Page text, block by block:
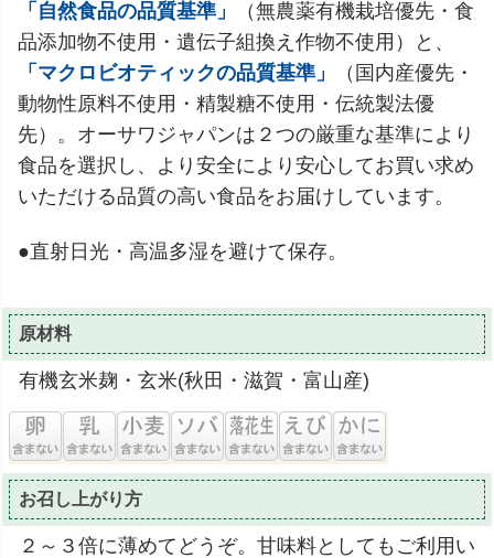
「自然食品の品質基準」
（無農薬有機栽培優先・食
品添加物不使用・遺伝子組換え作物不使用）と、
「マクロビオティックの品質基準」
（国内産優先・
動物性原料不使用・精製糖不使用・伝統製法優
先）。オーサワジャパンは２つの厳重な基準により
食品を選択し、より安全により安心してお買い求め
いただける品質の高い食品をお届けしています。
●直射日光・高温多湿を避けて保存。
原材料
有機玄米麹・玄米(秋田・滋賀・富山産)
お召し上がり方
２～３倍に薄めてどうぞ。甘味料としてもご利用い